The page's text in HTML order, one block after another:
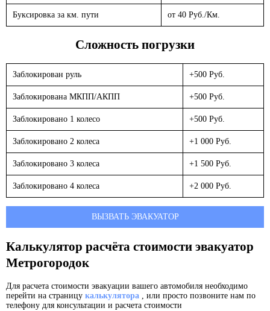
Буксировка за км. пути от 40 Руб./Км.
Сложность погрузки
Заблокирован руль +500 Руб.
Заблокирована МКПП/АКПП +500 Руб.
Заблокировано 1 колесо +500 Руб.
Заблокировано 2 колеса +1 000 Руб.
Заблокировано 3 колеса +1 500 Руб.
Заблокировано 4 колеса +2 000 Руб.
ВЫЗВАТЬ ЭВАКУАТОР
Калькулятор расчёта стоимости эвакуатор
Метрогородок
Для расчета стоимости эвакуации вашего автомобиля необходимо
перейти на страницу калькулятора , или просто позвоните нам по
телефону для консультации и расчета стоимости